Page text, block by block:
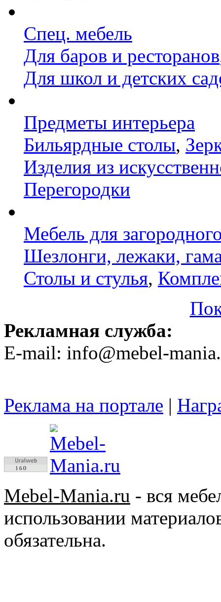
Спец. мебель
Для баров и ресторанов
Для школ и детских
Предметы интерьера
Бильярдные столы,
Изделия из
Перегородки
Мебель для
Шезлонги, лежаки,
Столы и стулья,
Рекламная служба:
E-mail: info@mebel-
Реклама на портале |
Mebel-Mania.ru - вся
использовании
обязательна.